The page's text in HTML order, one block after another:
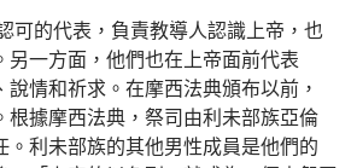
可的代表 ， 負責教導人認識上帝 ， 也
另一方面 ， 他們也在上帝面前代表
說情和祈求 。 在摩西法典頒布以前 ，
根據摩西法典 ， 祭司由利未部族亞倫
。 利未部族的其他男性成員是他們的